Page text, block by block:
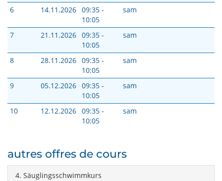
6 14.11.2026 09:35 -
10:05
sam
7 21.11.2026 09:35 -
10:05
sam
8 28.11.2026 09:35 -
10:05
sam
9 05.12.2026 09:35 -
10:05
sam
10 12.12.2026 09:35 -
10:05
sam
autres offres de cours
4. Säuglingsschwimmkurs